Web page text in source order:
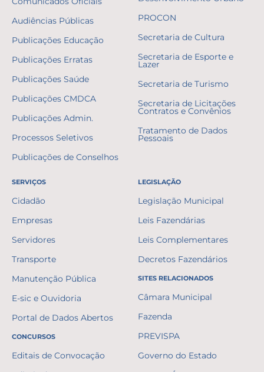
Audiências Públicas
Publicações Educação
Publicações Erratas
Publicações Saúde
Publicações CMDCA
Publicações Admin.
Processos Seletivos
Publicações de Conselhos
PROCON
Secretaria de Cultura
Secretaria de Esporte e
Lazer
Secretaria de Turismo
Secretaria de Licitações
Contratos e Convênios
Tratamento de Dados
Pessoais
SERVIÇOS
Cidadão
Empresas
Servidores
Transporte
Manutenção Pública
E-sic e Ouvidoria
Portal de Dados Abertos
CONCURSOS
Editais de Convocação
LEGISLAÇÃO
Legislação Municipal
Leis Fazendárias
Leis Complementares
Decretos Fazendários
SITES RELACIONADOS
Câmara Municipal
Fazenda
PREVISPA
Governo do Estado